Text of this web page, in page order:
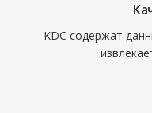
KDC содержат